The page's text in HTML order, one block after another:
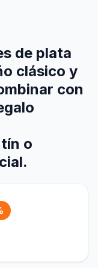
de plata
clásico y
con
o